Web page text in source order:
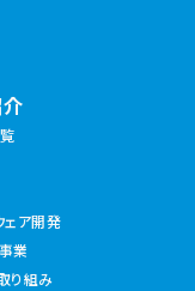
ェア開発
業
り組み